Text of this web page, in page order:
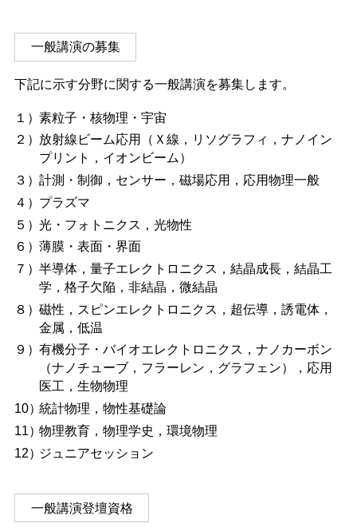
一般講演の募集
下記に示す分野に関する一般講演を募集します。
１）素粒子・核物理・宇宙
２） 放射線ビーム応用（Ｘ線，リソグラフィ，ナノイン
プリント，イオンビーム）
３）計測・制御，センサー，磁場応用，応用物理一般
４） プラズマ
５）光・フォトニクス，光物性
６）薄膜・表面・界面
７）半導体，量子エレクトロニクス，結晶成長，結晶工
学，格子欠陥，非結晶，微結晶
８）磁性，スピンエレクトロニクス，超伝導，誘電体，
金属，低温
９）有機分子・バイオエレクトロニクス，ナノカーボン
（ナノチューブ，フラーレン，グラフェン），応用
医工，生物物理
10）統計物理，物性基礎論
11）物理教育，物理学史，環境物理
12）ジュニアセッション
一般講演登壇資格